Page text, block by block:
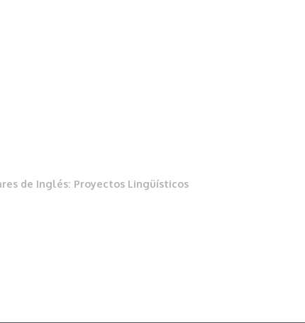
de Inglés: Proyectos Lingüísticos